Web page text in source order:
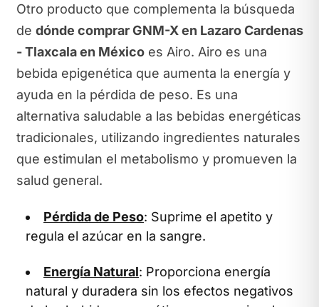
Otro producto que complementa la búsqueda
de dónde comprar GNM-X en Lazaro Cardenas
- Tlaxcala en Méxicoes Airo. Airo es una
bebida epigenética que aumenta la energía y
ayuda en la pérdida de peso. Es una
alternativa saludable a las bebidas energéticas
tradicionales, utilizando ingredientes naturales
que estimulan el metabolismo y promueven la
salud general.
Pérdida de Peso: Suprime el apetito y
regula el azúcar en la sangre.
Energía Natural: Proporciona energía
natural y duradera sin los efectos negativos